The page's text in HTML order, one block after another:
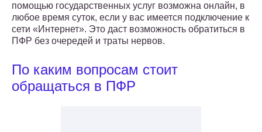
помощью государственных услуг возможна онлайн, в
любое время суток, если у вас имеется подключение к
сети «Интернет». Это даст возможность обратиться в
ПФР без очередей и траты нервов.
По каким вопросам стоит
обращаться в ПФР